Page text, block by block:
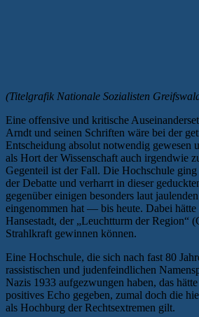
(Titelgrafik Nationale Sozialisten
Eine offensive und kritische
Arndt und seinen Schriften wäre bei der
Entscheidung absolut notwendig gewesen
als Hort der Wissenschaft auch irgendwie
Gegenteil ist der Fall. Die Hochschule
der Debatte und verharrt in dieser
gegenüber einigen besonders laut
eingenommen hat — bis heute. Dabei
Hansestadt, der „Leuchtturm der Region“
Strahlkraft gewinnen können.
Eine Hochschule, die sich nach fast 80
rassistischen und judenfeindlichen
Nazis 1933 aufgezwungen haben, das
positives Echo gegeben, zumal doch die
als Hochburg der Rechtsextremen gilt.